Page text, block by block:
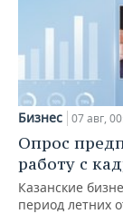
Бизнес 07 авг,
Опрос
работу с
Казанские
период летних